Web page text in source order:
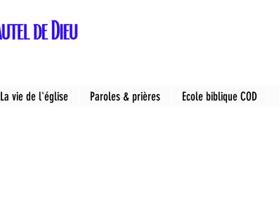
La vie de l'église Paroles & prières Ecole biblique COD